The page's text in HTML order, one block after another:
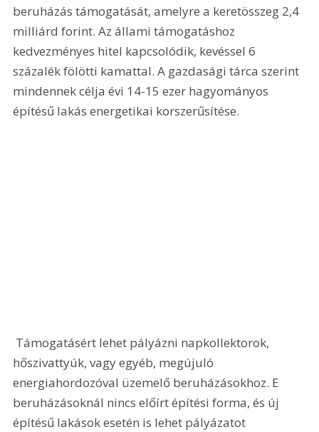
beruházás támogatását, amelyre a keretösszeg 2,4
milliárd forint. Az állami támogatáshoz
kedvezményes hitel kapcsolódik, kevéssel 6
százalék fölötti kamattal. A gazdasági tárca szerint
mindennek célja évi 14-15 ezer hagyományos
építésű lakás energetikai korszerűsítése.
hőszivattyúk, vagy egyéb, megújuló
energiahordozóval üzemelő beruházásokhoz. E
beruházásoknál nincs előírt építési forma, és új
építésű lakások esetén is lehet pályázatot